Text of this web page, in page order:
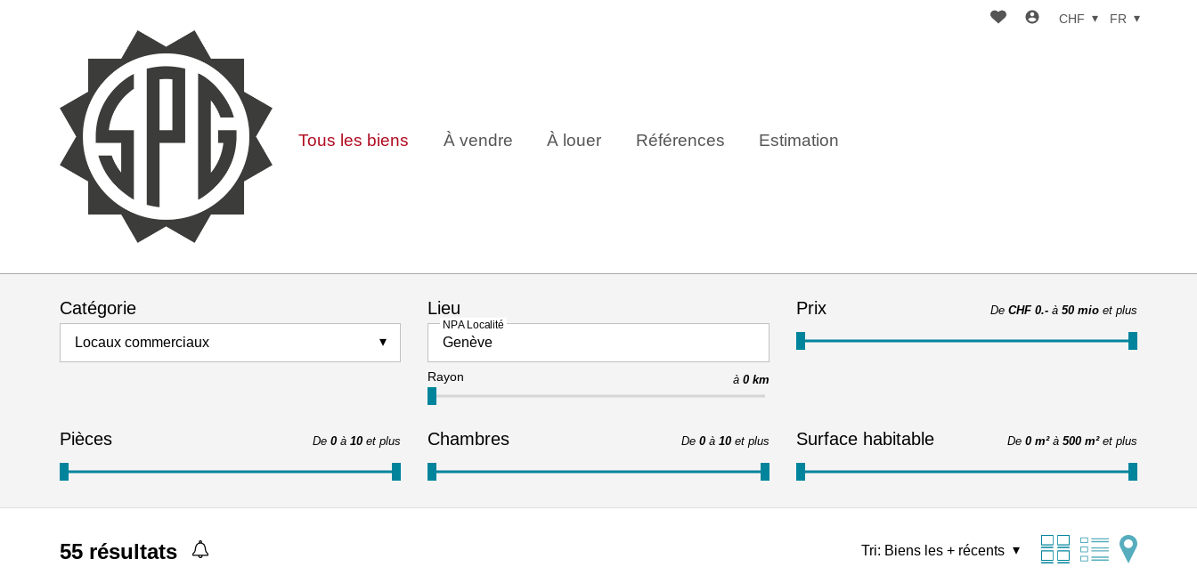
Tous les biens À vendre À louer Références Estimation
CHF FR
Catégorie
Locaux commerciaux
Lieu
NPA Localité
Rayon à 0 km
Prix De CHF 0.- à 50 mio et plus
Pièces De 0 à 10 et plus Chambres De 0 à 10 et plus Surface habitable De 0 m² à 500 m² et plus
55 résultats Tri: Biens les + récents